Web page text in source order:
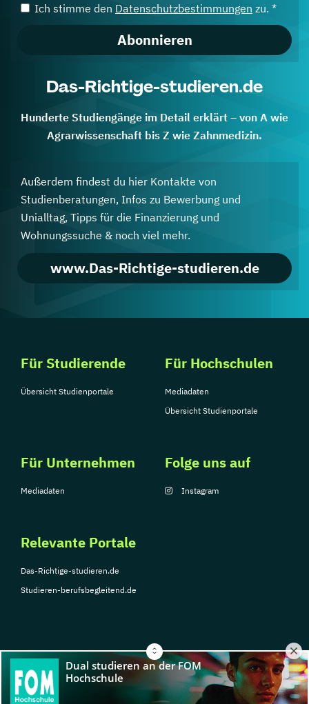
Ich stimme den Datenschutzbestimmungen zu. *
Abonnieren
Das-Richtige-studieren.de
Hunderte Studiengänge im Detail erklärt – von A wie
Agrarwissenschaft bis Z wie Zahnmedizin.
Außerdem findest du hier Kontakte von
Studienberatungen, Infos zu Bewerbung und
Unialltag, Tipps für die Finanzierung und
Wohnungssuche & noch viel mehr.
www.Das-Richtige-studieren.de
Für Studierende
Übersicht Studienportale
Für Hochschulen
Mediadaten
Übersicht Studienportale
Für Unternehmen
Mediadaten
Relevante Portale
Das-Richtige-studieren.de
Studieren-berufsbegleitend.de
Folge uns auf
Instagram
© Copyright 2026, TarGroup Media GmbH
Impressum
Datenschutzerklärung Nutzungsbedingungen